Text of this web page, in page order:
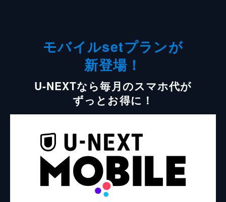
モバイルsetプランが
新登場！
U-NEXTなら毎月のスマホ代が
ずっとお得に！